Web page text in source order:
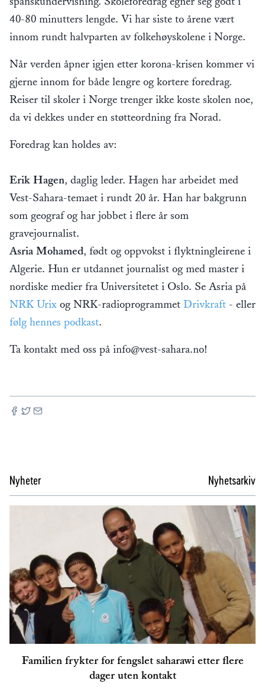
40-80 minutters lengde. Vi har siste to årene vært
innom rundt halvparten av folkehøyskolene i Norge.
Når verden åpner igjen etter korona-krisen kommer vi
gjerne innom for både lengre og kortere foredrag.
Reiser til skoler i Norge trenger ikke koste skolen noe,
da vi dekkes under en støtteordning fra Norad.
Foredrag kan holdes av:
Erik Hagen, daglig leder. Hagen har arbeidet med
Vest-Sahara-temaet i rundt 20 år. Han har bakgrunn
som geograf og har jobbet i flere år som
gravejournalist.
Asria Mohamed, født og oppvokst i flyktningleirene i
Algerie. Hun er utdannet journalist og med master i
nordiske medier fra Universitetet i Oslo. Se Asria på
NRK Urix og NRK-radioprogrammet Drivkraft - eller
følg hennes podkast.
Ta kontakt med oss på info@vest-sahara.no!
Nyheter Nyhetsarkiv
Familien frykter for fengslet saharawi etter flere
dager uten kontakt